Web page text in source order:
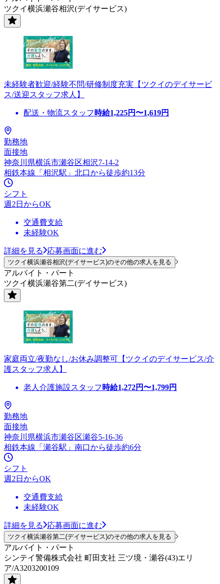
ツクイ横浜瀬谷相沢(デイサービス)
未経験者歓迎/経験不問/研修制度充実【ツクイのデイサービ
ス/送迎スタッフ求人】
配送・物流スタッフ 時給1,225円〜1,619円
勤務地
面接地
神奈川県横浜市瀬谷区相沢7-14-2
相鉄本線「相沢駅」北口から徒歩約13分
シフト
週2日からOK
交通費支給
未経験OK
詳細を見る 応募画面に進む
ツクイ横浜瀬谷相沢(デイサービス)のその他の求人を見る
アルバイト・パート
ツクイ横浜瀬谷第二(デイサービス)
家庭両立/夜勤なし/お休み調整可【ツクイのデイサービス/介
護スタッフ求人】
老人介護施設スタッフ 時給1,272円〜1,799円
勤務地
面接地
神奈川県横浜市瀬谷区瀬谷5-16-36
相鉄本線「瀬谷駅」南口から徒歩約6分
シフト
週2日からOK
交通費支給
未経験OK
詳細を見る 応募画面に進む
ツクイ横浜瀬谷第二(デイサービス)のその他の求人を見る
アルバイト・パート
シンテイ警備株式会社 町田支社 三ツ境・瀬谷(43)エリ
ア/A3203200109